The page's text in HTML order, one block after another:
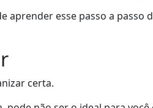
esse passo a passo
certa.